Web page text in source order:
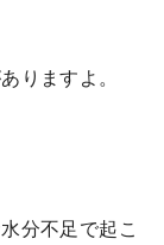
りますよ。
分不足で起こ